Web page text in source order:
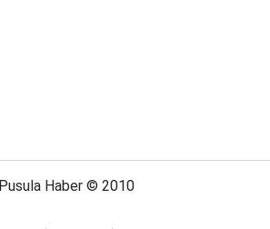
Pusula Haber © 2010